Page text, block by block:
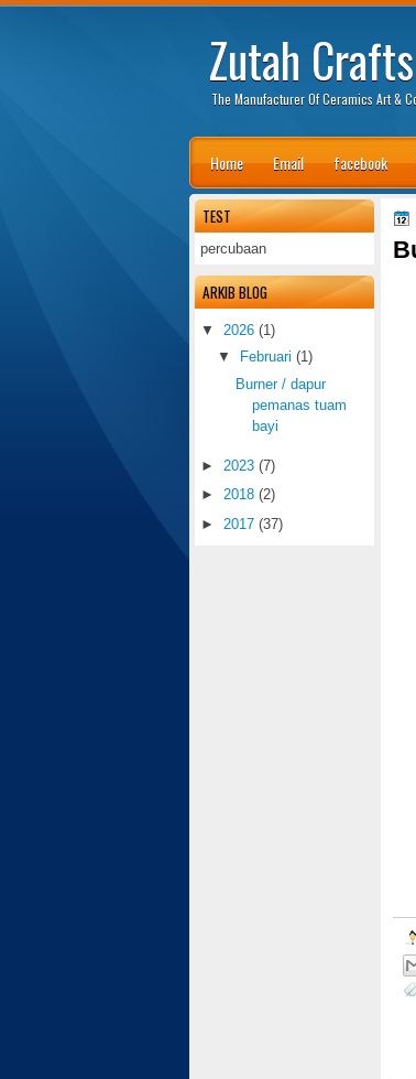
Zutah Crafts
The Manufacturer Of Ceramics Art &
Home Email facebook
TEST
percubaan
ARKIB BLOG
▼ 2026 (1)
▼
Februari (1)
Burner / dapur
pemanas tuam
bayi
► 2023 (7)
► 2018 (2)
► 2017 (37)